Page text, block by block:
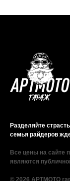
Разделяйте
семья райдеров
Все цены на сайте
являются
© 2026 АРТМОТО